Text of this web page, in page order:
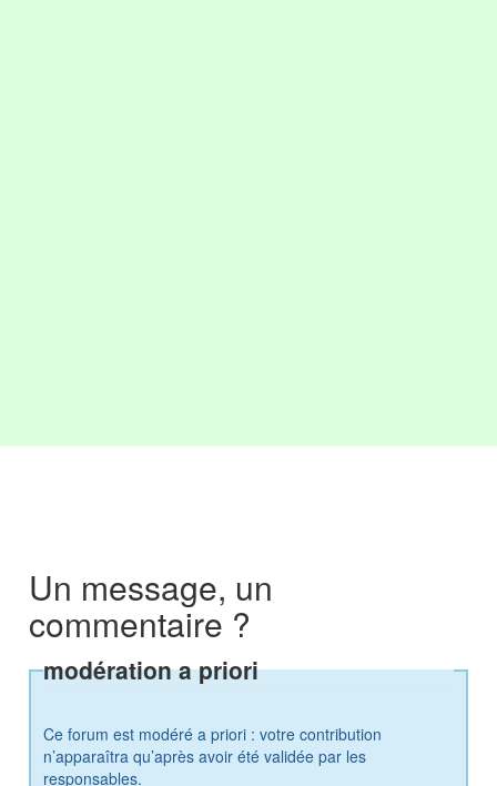
Un message, un
commentaire ?
modération a priori
Ce forum est modéré a priori : votre contribution
n’apparaîtra qu’après avoir été validée par les
responsables.